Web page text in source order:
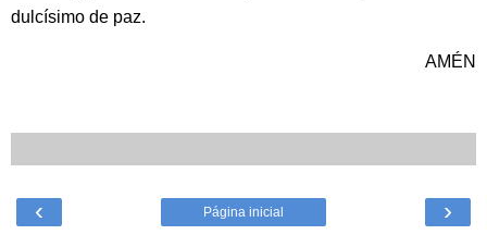
dulcísimo de paz.
AMÉN
‹ ›
Página inicial